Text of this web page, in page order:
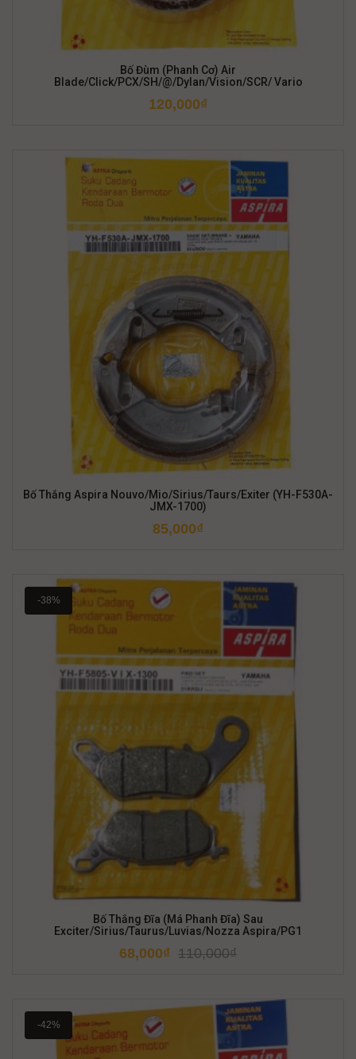
Bố Đùm (Phanh Cơ) Air
Blade/Click/PCX/SH/@/Dylan/Vision/SCR/ Vario
120,000₫
Bố Thắng Aspira Nouvo/Mio/Sirius/Taurs/Exiter (YH-F530A-
JMX-1700)
85,000₫
-38%
Bố Thắng Đĩa (Má Phanh Đĩa) Sau
Exciter/Sirius/Taurus/Luvias/Nozza Aspira/PG1
110,000₫
68,000₫
-42%